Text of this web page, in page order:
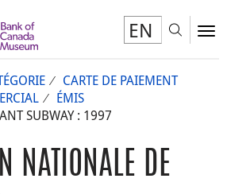
EN
CARTE DE PAIEMENT
ÉMIS
SUBWAY : 1997
NATIONALE DE